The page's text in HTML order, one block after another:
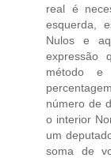
real é
esquerda,
Nulos e
expressão
método e
número de
o interior
um
soma de